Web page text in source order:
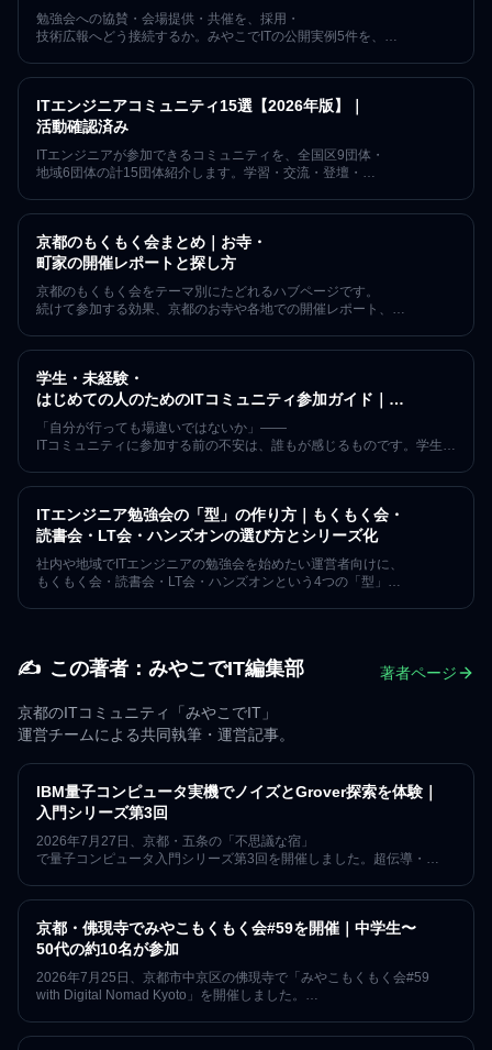
勉強会への協賛・会場提供・共催を、採用・
技術広報へどう接続するか。みやこでITの公開実例5件を、
ITエンジニアコミュニティ15選【2026年版】｜
活動確認済み
ITエンジニアが参加できるコミュニティを、全国区9団体・
地域6団体の計15団体紹介します。学習・交流・登壇・
です。掲載順は優劣ではなく、各団体は2025〜
2026年の活動実態を公式サイト・
京都のもくもく会まとめ｜お寺・
町家の開催レポートと探し方
京都のもくもく会をテーマ別にたどれるハブページです。
続けて参加する効果、京都のお寺や各地での開催レポート、
学生・未経験・
はじめての人のためのITコミュニティ参加ガイド｜
不安をなくす最初の一歩
「自分が行っても場違いではないか」——
ITコミュニティに参加する前の不安は、誰もが感じるものです。学生、
経験や肩書きに関係なく、居場所は作れます。
ITエンジニア勉強会の「型」の作り方｜もくもく会・
読書会・LT会・ハンズオンの選び方とシリーズ化
社内や地域でITエンジニアの勉強会を始めたい運営者向けに、
もくもく会・読書会・LT会・ハンズオンという4つの「型」
✍️ この著者： みやこでIT編集部 著者ページ
京都のITコミュニティ「みやこでIT」
運営チームによる共同執筆・運営記事。
IBM量子コンピュータ実機でノイズとGrover探索を体験｜
入門シリーズ第3回
2026年7月27日、京都・五条の「不思議な宿」
で量子コンピュータ入門シリーズ第3回を開催しました。超伝導・
京都・佛現寺でみやこもくもく会#59を開催｜中学生〜
50代の約10名が参加
2026年7月25日、京都市中京区の佛現寺で「みやこもくもく会#59
with Digital Nomad Kyoto」を開催しました。